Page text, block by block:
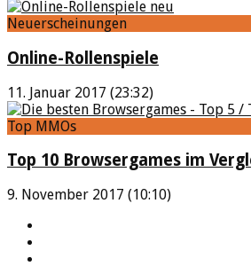
Neuerscheinungen
Online-Rollenspiele
11. Januar 2017 (23:32)
Top MMOs
Top 10 Browsergames im
9. November 2017 (10:10)